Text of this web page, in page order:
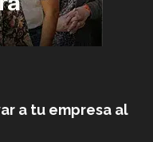
a tu empresa al